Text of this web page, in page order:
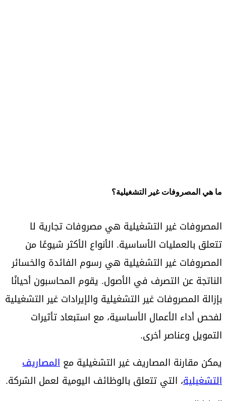
ما هي المصروفات غير التشغيلية؟
المصروفات غير التشغيلية هي مصروفات تجارية لا
تتعلق بالعمليات الأساسية. الأنواع الأكثر شيوعًا من
المصروفات غير التشغيلية هي رسوم الفائدة والخسائر
الناتجة عن التصرف في الأصول. يقوم المحاسبون أحيانًا
بإزالة المصروفات غير التشغيلية والإيرادات غير التشغيلية
لفحص أداء الأعمال الأساسية، مع استبعاد تأثيرات
التمويل وعناصر أخرى.
يمكن مقارنة المصاريف غير التشغيلية مع المصاريف
التشغيلية، التي تتعلق بالوظائف اليومية لعمل الشركة.